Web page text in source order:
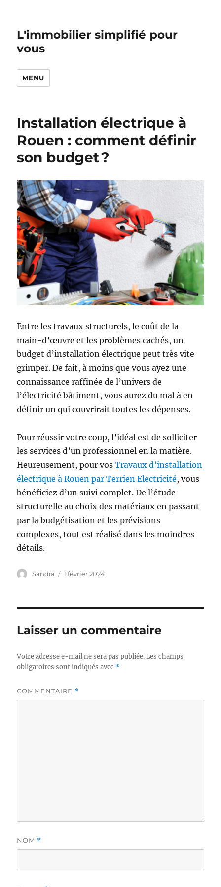
L'immobilier simplifié pour
vous
MENU
Installation électrique à
Rouen : comment définir
son budget ?
Entre les travaux structurels, le coût de la
main-d’œuvre et les problèmes cachés, un
budget d’installation électrique peut très vite
grimper. De fait, à moins que vous ayez une
connaissance raffinée de l’univers de
l’électricité bâtiment, vous aurez du mal à en
définir un qui couvrirait toutes les dépenses.
Pour réussir votre coup, l’idéal est de solliciter
les services d’un professionnel en la matière.
Heureusement, pour vosTravaux d’installation
électrique à Rouen par Terrien Electricité, vous
bénéficiez d’un suivi complet. De l’étude
structurelle au choix des matériaux en passant
par la budgétisation et les prévisions
complexes, tout est réalisé dans les moindres
détails.
Auteur
Sandra
Publié
1 février 2024
Laisser un commentaire
Votre adresse e-mail ne sera pas publiée. Les champs
obligatoires sont indiqués avec *
COMMENTAIRE *
NOM *